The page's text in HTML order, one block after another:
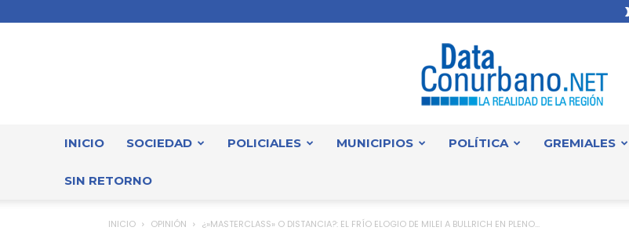
INICIO SOCIEDAD POLICIALES MUNICIPIOS POLÍTICA GREMIALES
SIN RETORNO
INICIO OPINIÓN ¿»MASTERCLASS» O DISTANCIA?: EL FRÍO ELOGIO DE MILEI A BULLRICH EN PLENO...